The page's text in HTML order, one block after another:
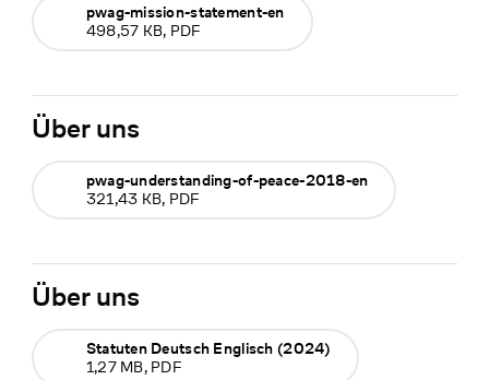
pwag-mission-statement-en
498,57 KB, PDF
Über uns
pwag-understanding-of-peace-2018-en
321,43 KB, PDF
Über uns
Statuten Deutsch Englisch (2024)
1,27 MB, PDF